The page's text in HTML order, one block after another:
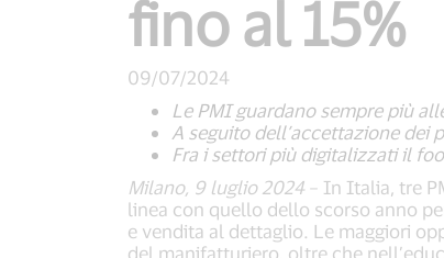
fino al 15%
09/07/2024
Le PMI guardano sempre più
A seguito dell’accettazione dei
Fra i settori più digitalizzati il
Milano, 9 luglio 2024– In Italia, tre
linea con quello dello scorso anno
e vendita al dettaglio. Le maggiori
del manifatturiero, oltre che